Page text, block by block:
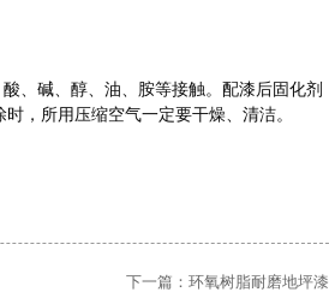
、碱、醇、油、胺等接触。配漆后固化剂
，所用压缩空气一定要干燥、清洁。
下一篇： 环氧树脂耐磨地坪漆